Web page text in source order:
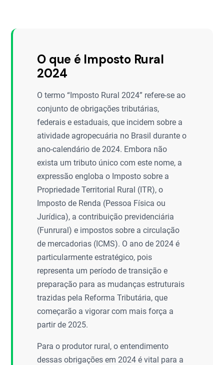
O que é Imposto Rural
2024
O termo “Imposto Rural 2024” refere-se ao
conjunto de obrigações tributárias,
federais e estaduais, que incidem sobre a
atividade agropecuária no Brasil durante o
ano-calendário de 2024. Embora não
exista um tributo único com este nome, a
expressão engloba o Imposto sobre a
Propriedade Territorial Rural (ITR), o
Imposto de Renda (Pessoa Física ou
Jurídica), a contribuição previdenciária
(Funrural) e impostos sobre a circulação
de mercadorias (ICMS). O ano de 2024 é
particularmente estratégico, pois
representa um período de transição e
preparação para as mudanças estruturais
trazidas pela Reforma Tributária, que
começarão a vigorar com mais força a
partir de 2025.
Para o produtor rural, o entendimento
dessas obrigações em 2024 é vital para a